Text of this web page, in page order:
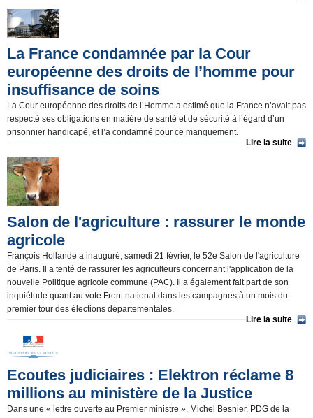
La France condamnée par la Cour
européenne des droits de l’homme pour
insuffisance de soins
La Cour européenne des droits de l’Homme a estimé que la France n’avait pas
respecté ses obligations en matière de santé et de sécurité à l’égard d’un
prisonnier handicapé, et l’a condamné pour ce manquement.
Lire la suite
Salon de l'agriculture : rassurer le monde
agricole
François Hollande a inauguré, samedi 21 février, le 52e Salon de l'agriculture
de Paris. Il a tenté de rassurer les agriculteurs concernant l'application de la
nouvelle Politique agricole commune (PAC). Il a également fait part de son
inquiétude quant au vote Front national dans les campagnes à un mois du
premier tour des élections départementales.
Lire la suite
Ecoutes judiciaires : Elektron réclame 8
millions au ministère de la Justice
Dans une « lettre ouverte au Premier ministre », Michel Besnier, PDG de la